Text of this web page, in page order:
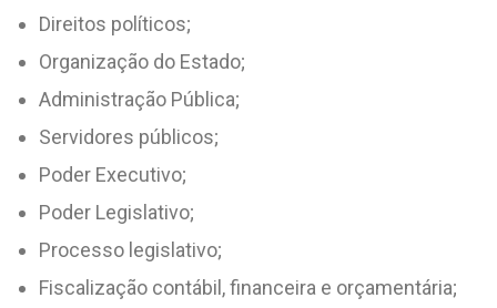
Direitos políticos;
Organização do Estado;
Administração Pública;
Servidores públicos;
Poder Executivo;
Poder Legislativo;
Processo legislativo;
Fiscalização contábil, financeira e orçamentária;